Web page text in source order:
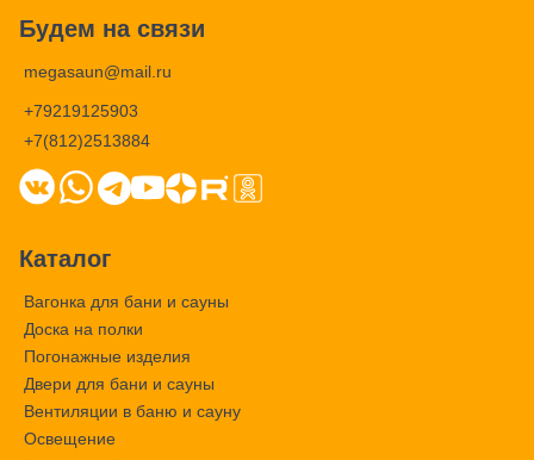
Будем на связи
megasaun@mail.ru
+79219125903
+7(812)2513884
Каталог
Вагонка для бани и сауны
Доска на полки
Погонажные изделия
Двери для бани и сауны
Вентиляции в баню и сауну
Освещение